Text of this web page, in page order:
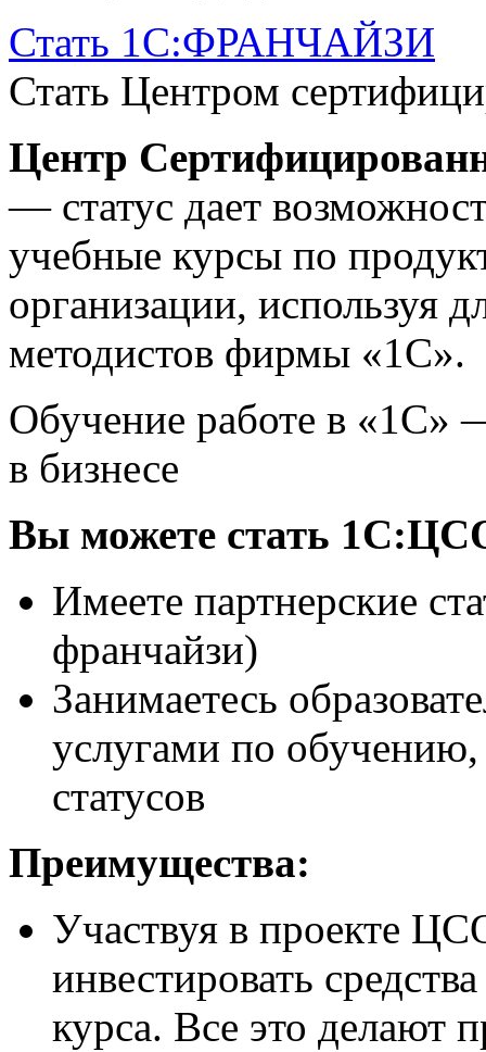
Стать 1С:ФРАНЧАЙЗИ
Стать Центром
Центр
— статус дает
учебные курсы по
организации, используя
методистов фирмы «1С».
Обучение работе в «1С»
в бизнесе
Вы можете стать
Имеете партнерские
франчайзи)
Занимаетесь
услугами по обучению,
статусов
Преимущества:
Участвуя в проекте
инвестировать
курса. Все это делают